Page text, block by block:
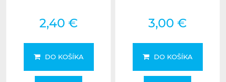
2,40 €
DO KOŠÍKA
3,00 €
DO KOŠÍKA